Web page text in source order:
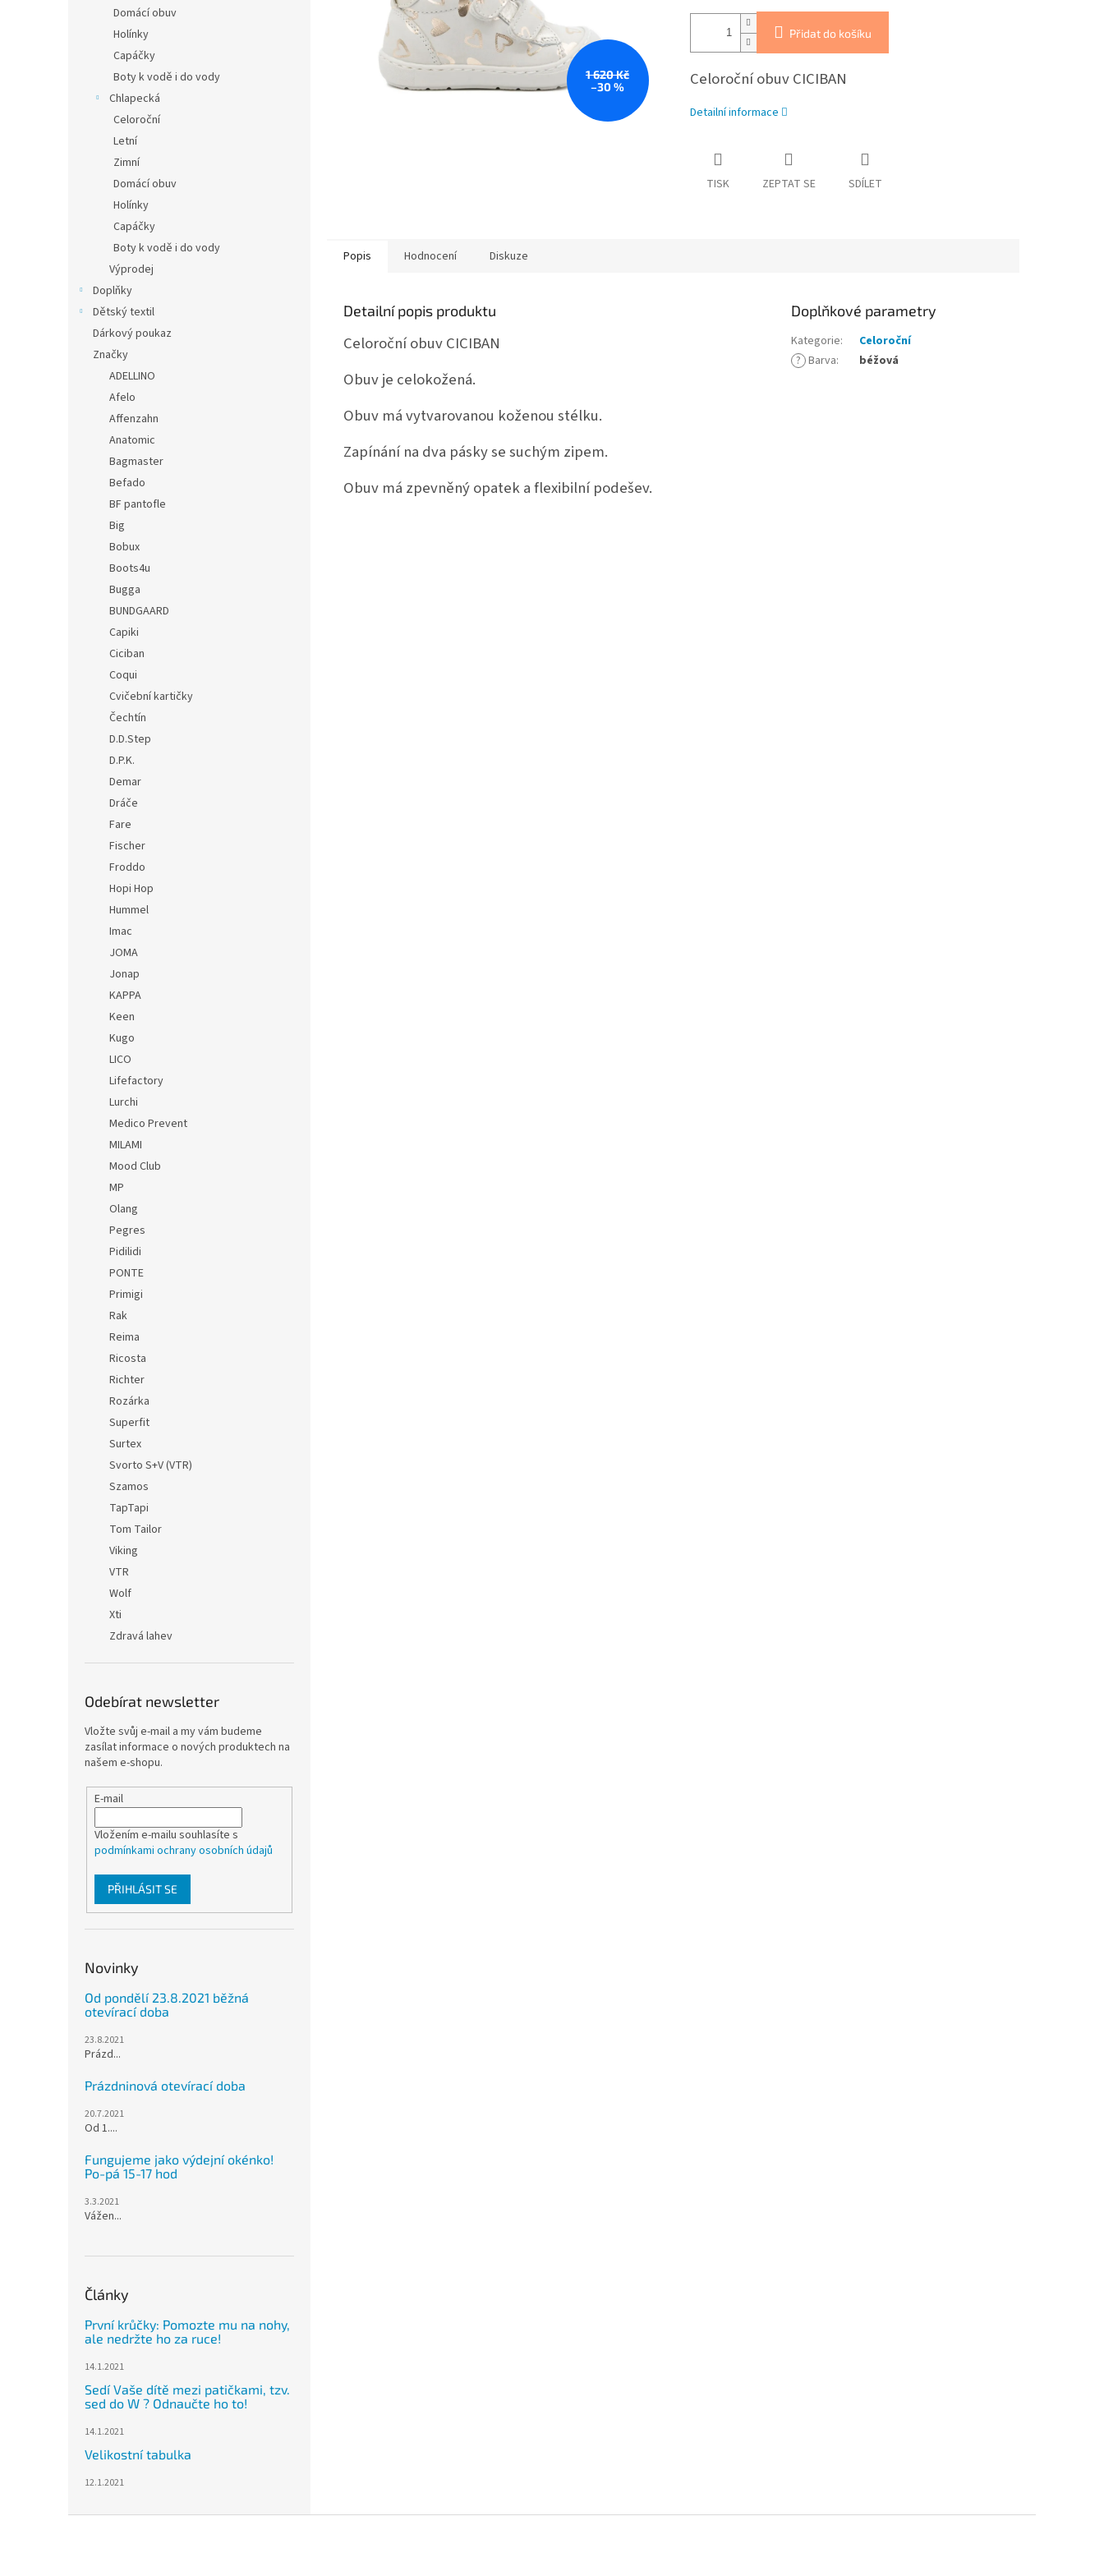
Domácí obuv
Holínky
Capáčky
Boty k vodě i do vody
Chlapecká
Celoroční
Letní
Zimní
Domácí obuv
Holínky
Capáčky
Boty k vodě i do vody
Výprodej
Doplňky
Dětský textil
Dárkový poukaz
Značky
ADELLINO
Afelo
Affenzahn
Anatomic
Bagmaster
Befado
BF pantofle
Big
Bobux
Boots4u
Bugga
BUNDGAARD
Capiki
Ciciban
Coqui
Cvičební kartičky
Čechtín
D.D.Step
D.P.K.
Demar
Dráče
Fare
Fischer
Froddo
Hopi Hop
Hummel
Imac
JOMA
Jonap
KAPPA
Keen
Kugo
LICO
Lifefactory
Lurchi
Medico Prevent
MILAMI
Mood Club
MP
Olang
Pegres
Pidilidi
PONTE
Primigi
Rak
Reima
Ricosta
Richter
Rozárka
Superfit
Surtex
Svorto S+V (VTR)
Szamos
TapTapi
Tom Tailor
Viking
VTR
Wolf
Xti
Zdravá lahev
Odebírat newsletter
Vložte svůj e-mail a my vám budeme
zasílat informace o nových produktech na
našem e-shopu.
E-mail
Vložením e-mailu souhlasíte s
podmínkami ochrany osobních údajů
PŘIHLÁSIT SE
Novinky
Od pondělí 23.8.2021 běžná
otevírací doba
23.8.2021
Prázd...
Prázdninová otevírací doba
20.7.2021
Od 1....
Fungujeme jako výdejní okénko!
Po-pá 15-17 hod
3.3.2021
Vážen...
Články
První krůčky: Pomozte mu na nohy,
ale nedržte ho za ruce!
14.1.2021
Sedí Vaše dítě mezi patičkami, tzv.
sed do W ? Odnaučte ho to!
14.1.2021
Velikostní tabulka
12.1.2021
1 620 Kč
–30 %
Přidat do košíku
Celoroční obuv CICIBAN
Detailní informace
TISK ZEPTAT SE SDÍLET
Popis Hodnocení Diskuze
Detailní popis produktu
Celoroční obuv CICIBAN
Obuv je celokožená.
Obuv má vytvarovanou koženou stélku.
Zapínání na dva pásky se suchým zipem.
Obuv má zpevněný opatek a flexibilní podešev.
Doplňkové parametry
Kategorie:
Celoroční
? Barva: béžová